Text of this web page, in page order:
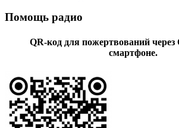
Помощь радио
QR-код для пожертвований
смартфоне.